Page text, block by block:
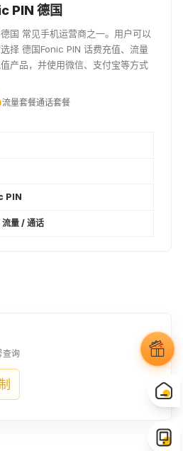
PIN 德国
国 常见手机运营商之一。用户可以
择 德国Fonic PIN 话费充值、流量
产品，并使用微信、支付宝等方式
流量套餐通话套餐
PIN
量 / 通话
查询